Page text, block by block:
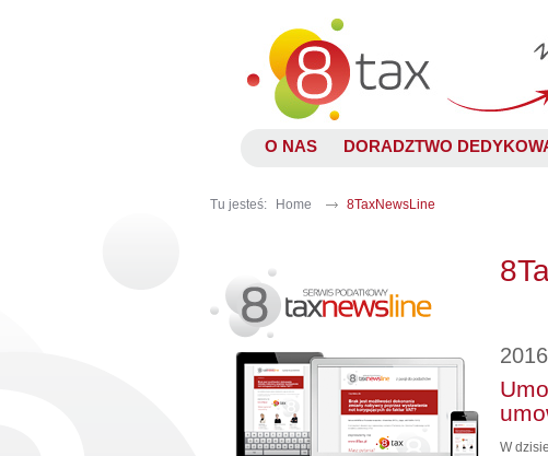
O NAS DORADZTWO
Tu jesteś: Home 8TaxNewsLine
W